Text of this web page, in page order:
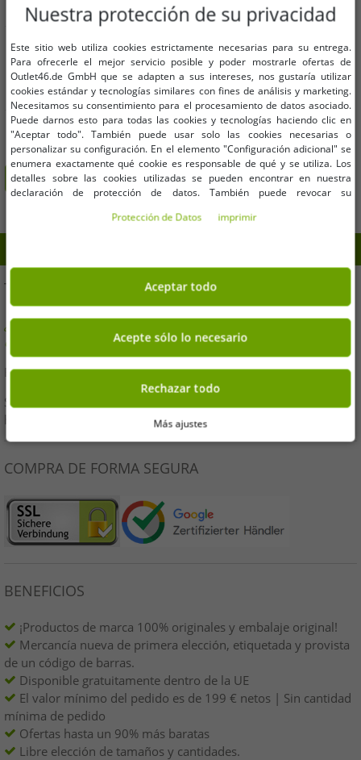
170/176
Chaqueta unisex funcional de la
marca Brandit con cremalleras,
bolsillos y estampado de camuflaje.
PVP49,90 €* 7,99 €
Añadir al carrito
TE AYUDAMOS!
¿Tiene alguna pregunta o necesita ayuda? ¡Estaremos
encantados de asesorarte!
E-Mail:b2b@outlet46.de
Su solicitud generalmente será respondida dentro de las 24
horas de lunes a viernes.
COMPRA DE FORMA SEGURA
BENEFICIOS
¡Productos de marca 100% originales y embalaje original!
Mercancía nueva de primera elección, etiquetada y provista
de un código de barras.
Disponible gratuitamente dentro de la UE
El valor mínimo del pedido es de 199 € netos | Sin cantidad
mínima de pedido
Ofertas hasta un 90% más baratas
Libre elección de tamaños y cantidades.
Nuestra protección de su privacidad
Este sitio web utiliza cookies estrictamente necesarias para su entrega.
Para ofrecerle el mejor servicio posible y poder mostrarle ofertas de
Outlet46.de GmbH que se adapten a sus intereses, nos gustaría utilizar
cookies estándar y tecnologías similares con fines de análisis y marketing.
Necesitamos su consentimiento para el procesamiento de datos asociado.
Puede darnos esto para todas las cookies y tecnologías haciendo clic en
"Aceptar todo". También puede usar solo las cookies necesarias o
personalizar su configuración. En el elemento "Configuración adicional" se
enumera exactamente qué cookie es responsable de qué y se utiliza. Los
detalles sobre las cookies utilizadas se pueden encontrar en nuestra
declaración de protección de datos. También puede revocar su
encontrar en la impresión.Protección de Datos imprimir
Aceptar todo
Acepte sólo lo necesario
Rechazar todo
Más ajustes